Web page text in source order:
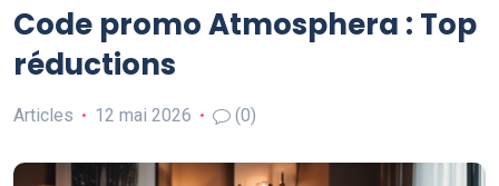
Code promo Atmosphera : Top
réductions
Articles 12 mai 2026 (0)